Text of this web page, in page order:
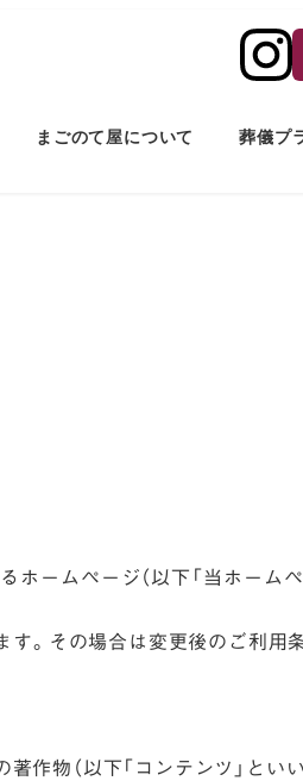
まごのて屋について 葬儀プ
ホームページ（以下「当ホー
。その場合は変更後のご利用
作物（以下「コンテンツ」と